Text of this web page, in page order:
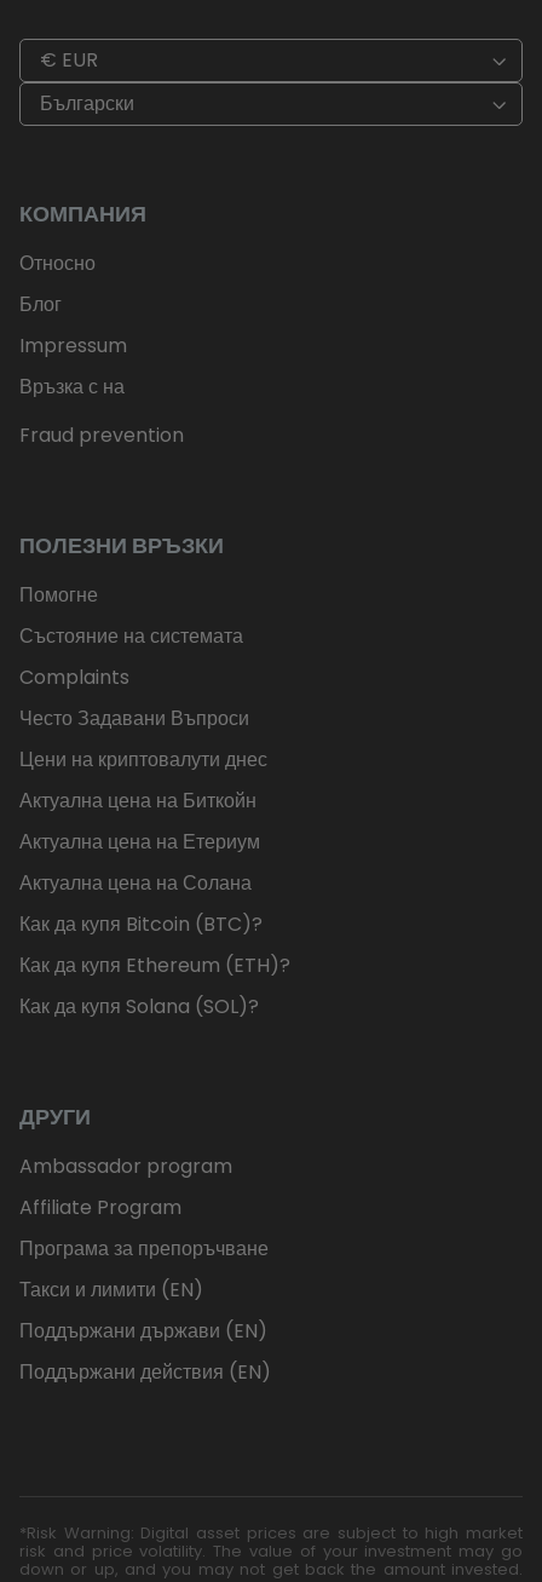
€ EUR
Български
КОМПАНИЯ
Относно
Блог
Impressum
Връзка с на
Fraud prevention
ПОЛЕЗНИ ВРЪЗКИ
Помогне
Състояние на системата
Complaints
Често Задавани Въпроси
Цени на криптовалути днес
Актуална цена на Биткойн
Актуална цена на Етериум
Актуална цена на Солана
Как да купя Bitcoin (BTC)?
Как да купя Ethereum (ETH)?
Как да купя Solana (SOL)?
ДРУГИ
Ambassador program
Affiliate Program
Програма за препоръчване
Такси и лимити (EN)
Поддържани държави (EN)
Поддържани действия (EN)
*Risk Warning: Digital asset prices are subject to high market
risk and price volatility. The value of your investment may go
down or up, and you may not get back the amount invested.